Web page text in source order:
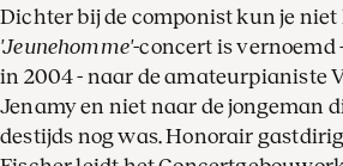
Dichter bij de componist kun je niet
'Jeunehomme'-concert is vernoemd
in 2004 - naar de amateurpianiste
Jenamy en niet naar de jongeman
destijds nog was. Honorair